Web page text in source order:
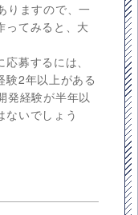
りますので、一
ってみると、大
募するには、
験2年以上がある
発経験が半年以
ないでしょう